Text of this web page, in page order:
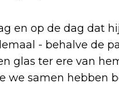
en op de dag dat
- behalve de
glas ter ere van
we samen hebben